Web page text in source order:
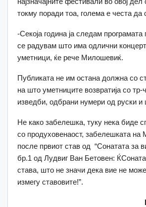
токму поради тоа, голема е честа да
-Секоја година ја следам програмата
се радувам што има одлични
уметници, ќе рече Милошевиќ.
Публиката не им остана должна со
на што уметниците возвратија со тр-
изведби, одбрани нумери од руски и
Не како забелешка, туку нека биде
со продуховенаост, забелешката на
после првиот став од “Сонатата за
бр.1 од Лудвиг Ван Бетовен:
става, што не значи дека вие не
измегу ставовите!”.